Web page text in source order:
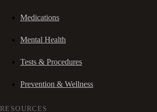
Medications
Mental Health
Tests & Procedures
Prevention & Wellness
RESOURCES